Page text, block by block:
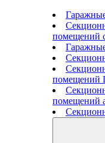
помещений
помещений
помещений